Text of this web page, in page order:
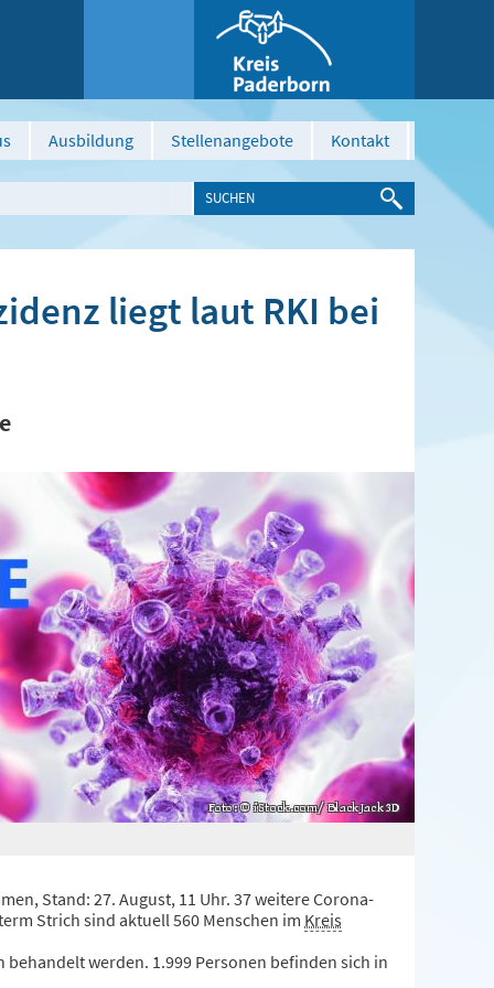
Ausbildung Stellenangebote Kontakt
liegt laut RKI bei
Stand: 27. August, 11 Uhr. 37 weitere Corona-
Strich sind aktuell 560 Menschen im Kreis
werden. 1.999 Personen befinden sich in